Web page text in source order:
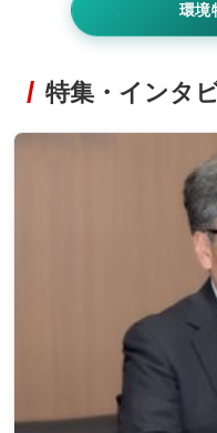
環境
特集・インタ